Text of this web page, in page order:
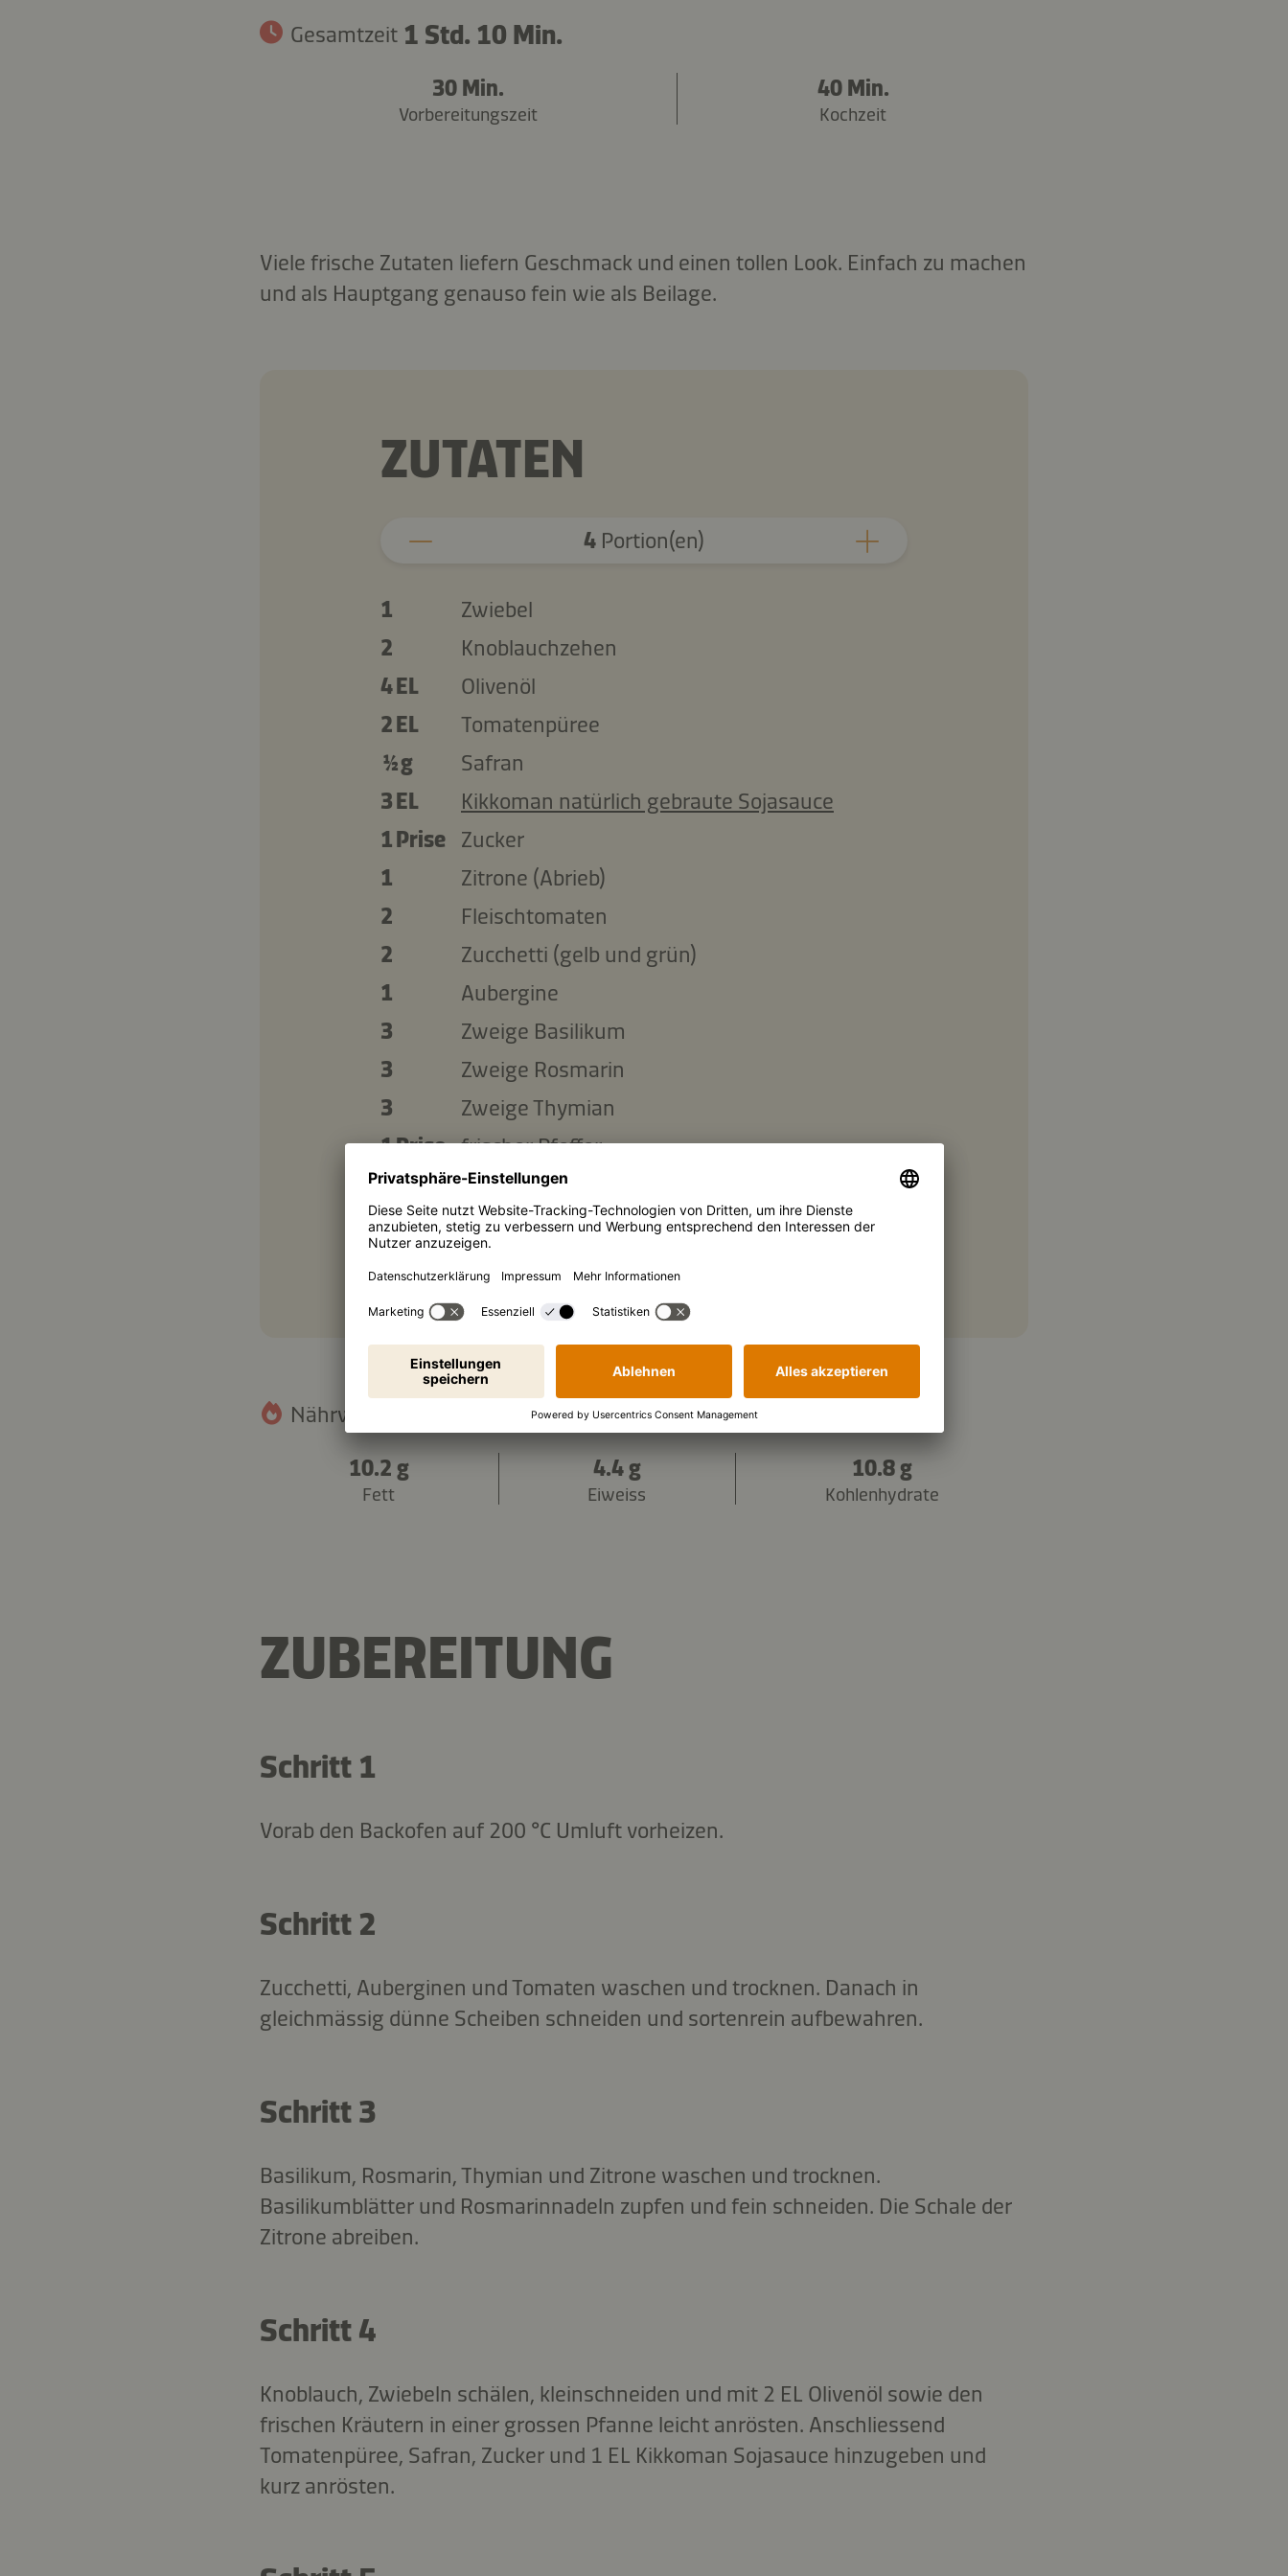
Gesamtzeit 1 Std. 10 Min.
30 Min.
Vorbereitungszeit
40 Min.
Kochzeit
Viele frische Zutaten liefern Geschmack und einen tollen Look. Einfach zu machen
und als Hauptgang genauso fein wie als Beilage.
ZUTATEN
4Portion(en)
1
Zwiebel
2
Knoblauchzehen
4 EL
Olivenöl
2 EL
Tomatenpüree
½ g
Safran
3 EL
Kikkoman natürlich gebraute Sojasauce
1 Prise Zucker
1
Zitrone (Abrieb)
2
Fleischtomaten
2
Zucchetti (gelb und grün)
1
Aubergine
3
Zweige Basilikum
3
Zweige Rosmarin
3
Zweige Thymian
1 Prise frischer Pfeffer
Nährwertangaben (pro Portion): 661 kJ/157 kcal
10.2 g
Fett
4.4 g
Eiweiss
10.8 g
Kohlenhydrate
ZUBEREITUNG
Schritt 1
Vorab den Backofen auf 200 °C Umluft vorheizen.
Schritt 2
Zucchetti, Auberginen und Tomaten waschen und trocknen. Danach in
gleichmässig dünne Scheiben schneiden und sortenrein aufbewahren.
Schritt 3
Basilikum, Rosmarin, Thymian und Zitrone waschen und trocknen.
Basilikumblätter und Rosmarinnadeln zupfen und fein schneiden. Die Schale der
Zitrone abreiben.
Schritt 4
Knoblauch, Zwiebeln schälen, kleinschneiden und mit 2 EL Olivenöl sowie den
frischen Kräutern in einer grossen Pfanne leicht anrösten. Anschliessend
Tomatenpüree, Safran, Zucker und 1 EL Kikkoman Sojasauce hinzugeben und
kurz anrösten.